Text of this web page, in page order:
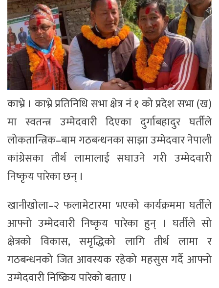
काभ्रे । काभ्रे प्रतिनिधि सभा क्षेत्र नंं १ को प्रदेश सभा (ख)
मा स्वतन्त्र उम्मेदवारी दिएका दुर्गाबहादुर घर्तीले
लोकतान्त्रिक–बाम गठबन्धनका साझा उम्मेदवार नेपाली
कांग्रेसका तीर्थ लामालाई सघाउने गरी उम्मेदवारी
निष्कृय पारेका छन् ।
खानीखोला–२ फलामेटारमा भएको कार्यक्रममा घर्तीले
आफ्नो उम्मेदवारी निष्कृय पारेका हुन् । घर्तीले सो
क्षेत्रको विकास, समृद्धिको लागि तीर्थ लामा र
गठबन्धनको जित आवस्यक रहेको महसुस गर्दै आफ्नो
उम्मेदवारी निष्क्रिय पारेको बताए ।